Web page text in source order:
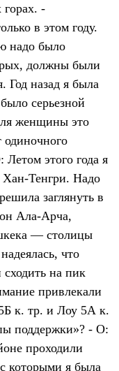
горах. -
в этом году.
надо было
должны были
Год назад я была
серьезной
женщины это
одиночного
этого года я
Хан-Тенгри. Надо
заглянуть в
Ала-Арча,
— столицы
что
на пик
привлекали
к. тр. и Лоу 5А к.
поддержки»? - О:
проходили
которыми я была